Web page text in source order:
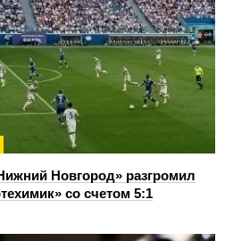
Новгород» разгромил
со счетом 5:1